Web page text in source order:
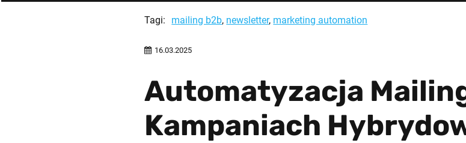
Tagi: mailing b2b, newsletter, marketing automation
16.03.2025
Automatyzacja
Kampaniach